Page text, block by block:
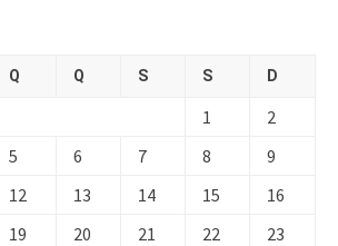
Q Q S S D
1
2
5 6 7 8
9
12 13 14 15
16
19 20 21 22
23